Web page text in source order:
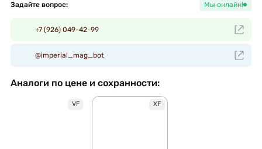
Задайте вопрос: Мы онлайн!
+7 (926) 049-42-99
@imperial_mag_bot
Аналоги по цене и сохранности:
VF XF